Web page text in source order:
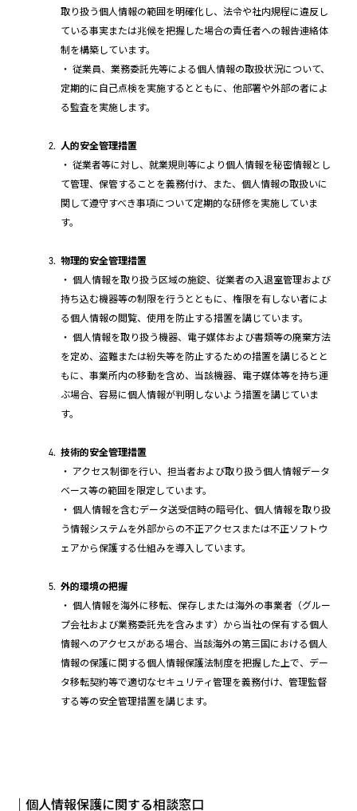
取り扱う個人情報の範囲を明確化し、法令や社内規程に違反し
ている事実または兆候を把握した場合の責任者への報告連絡体
制を構築しています。
・ 従業員、業務委託先等による個人情報の取扱状況について、
定期的に自己点検を実施するとともに、他部署や外部の者によ
る監査を実施します。
人的安全管理措置
・ 従業者等に対し、就業規則等により個人情報を秘密情報とし
て管理、保管することを義務付け、また、個人情報の取扱いに
関して遵守すべき事項について定期的な研修を実施していま
す。
物理的安全管理措置
・ 個人情報を取り扱う区域の施錠、従業者の入退室管理および
持ち込む機器等の制限を行うとともに、権限を有しない者によ
る個人情報の閲覧、使用を防止する措置を講じています。
・ 個人情報を取り扱う機器、電子媒体および書類等の廃棄方法
を定め、盗難または紛失等を防止するための措置を講じるとと
もに、事業所内の移動を含め、当該機器、電子媒体等を持ち運
ぶ場合、容易に個人情報が判明しないよう措置を講じていま
す。
技術的安全管理措置
・ アクセス制御を行い、担当者および取り扱う個人情報データ
ベース等の範囲を限定しています。
・ 個人情報を含むデータ送受信時の暗号化、個人情報を取り扱
う情報システムを外部からの不正アクセスまたは不正ソフトウ
ェアから保護する仕組みを導入しています。
外的環境の把握
・ 個人情報を海外に移転、保存しまたは海外の事業者（グルー
プ会社および業務委託先を含みます）から当社の保有する個人
情報へのアクセスがある場合、当該海外の第三国における個人
情報の保護に関する個人情報保護法制度を把握した上で、デー
タ移転契約等で適切なセキュリティ管理を義務付け、管理監督
する等の安全管理措置を講じます。
｜個人情報保護に関する相談窓口